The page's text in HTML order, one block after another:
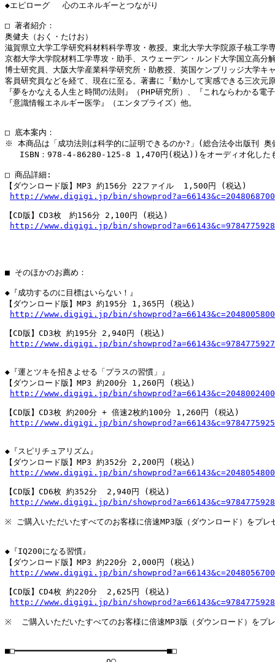
◆エピローグ 　心のエネルギーとつながり
□ 著者紹介：
奥健夫（おく・たけお）
滋賀県立大学工学研究科材料科学専攻・教授。東北大学大学院原子核工学
京都大学大学院材料工学専攻・助手、スウェーデン・ルンド大学国立高分
博士研究員、大阪大学産業科学研究所・助教授、英国ケンブリッジ大学キ
客員研究員などを経て、現在に至る。著書に『動かして実感できる三次元
『夢をかなえる人生と時間の法則』（PHP研究所）、『これならわかる電
『意識情報エネルギー医学』（エンタプライズ）他。
□ 底本案内：
※ 本商品は「成功法則は科学的に証明できるのか?」(総合法令出版刊 奥
ISBN：978-4-86280-125-8 1,470円(税込))をオーディオ化した
□ 商品詳細:
【ダウンロード版】MP3 約156分 22ファイル  1,500円 (税込)
http://www.digigi.jp/bin/
【CD版】CD3枚　約156分 2,100円 (税込)
http://www.digigi.jp/bin/
■ そのほかのお薦め：
◆『成功するのに目標はいらない！』
【ダウンロード版】MP3 約195分 1,365円 (税込)
http://www.digigi.jp/bin/
【CD版】CD3枚 約195分 2,940円 (税込)
http://www.digigi.jp/bin/
◆『運とツキを招きよせる「プラスの習慣」』
【ダウンロード版】MP3 約200分 1,260円 (税込)
http://www.digigi.jp/bin/
【CD版】CD3枚 約200分 + 倍速2枚約100分 1,260円 (税込)
http://www.digigi.jp/bin/
◆『スピリチュアリズム』
【ダウンロード版】MP3 約352分 2,200円 (税込)
http://www.digigi.jp/bin/
【CD版】CD6枚 約352分  2,940円 (税込)
http://www.digigi.jp/bin/
※ ご購入いただいたすべてのお客様に倍速MP3版（ダウンロード）をプレ
◆『IQ200になる習慣』
【ダウンロード版】MP3 約220分 2,000円 (税込)
http://www.digigi.jp/bin/
【CD版】CD4枚 約220分  2,625円 (税込)
http://www.digigi.jp/bin/
※  ご購入いただいたすべてのお客様に倍速MP3版（ダウンロード）をプ
■□━━━━━━━━━━━━━━━━━━━━━━━━━━━━━━━■□